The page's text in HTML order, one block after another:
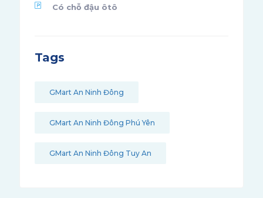
Có chỗ đậu ôtô
Tags
GMart An Ninh Đông
GMart An Ninh Đông Phú Yên
GMart An Ninh Đông Tuy An